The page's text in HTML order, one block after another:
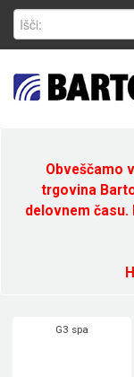
Obveščamo
trgovina
delovnem času.
G3 spa